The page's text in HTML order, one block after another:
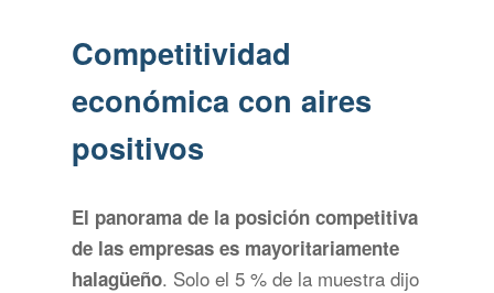
Competitividad
económica con aires
positivos
El panorama de la posición competitiva
de las empresas es mayoritariamente
halagüeño. Solo el 5 % de la muestra dijo